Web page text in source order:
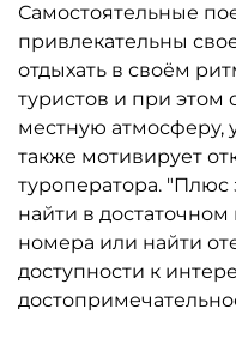
Самостоятельные
привлекательны
отдыхать в своём
туристов и при этом
местную атмосферу,
также мотивирует
туроператора. "Плюс
найти в
номера или найти
доступности к